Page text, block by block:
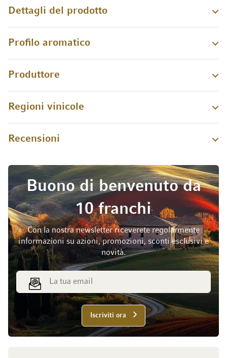
Dettagli del prodotto
Profilo aromatico
Produttore
Regioni vinicole
Recensioni
Buono di benvenuto da
10 franchi
Con la nostra newsletter riceverete regolarmente
informazioni su azioni, promozioni, sconti esclusivi e
novità.
Indirizzo email
Iscriviti ora